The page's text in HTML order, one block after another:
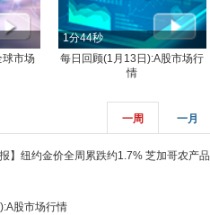
市场
1分44秒
每日回顾(1月13日):A股市场行
情
一周 一月
】纽约金价全周累跌约1.7% 芝加哥农产品
股市场行情